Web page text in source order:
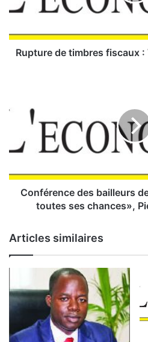
e
e
i
c
V
o
c
Rupture de timbres fiscaux :
e
c
b
a
i
l
e
Conférence des bailleurs
toutes ses chances»,
Articles similaires